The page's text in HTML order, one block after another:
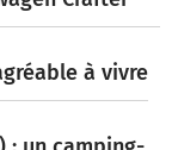
à vivre